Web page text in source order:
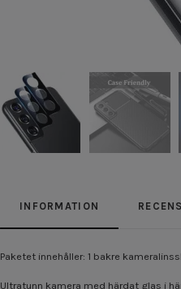
INFORMATION
Paketet innehåller: 1 bakre
Ultratunn kamera med härdat glas i